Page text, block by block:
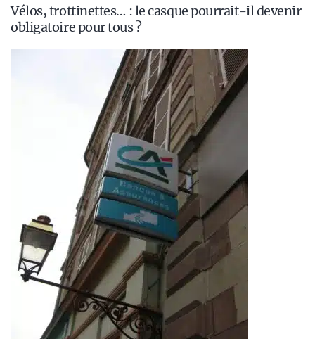
Vélos, trottinettes… : le casque pourrait-il devenir
obligatoire pour tous ?